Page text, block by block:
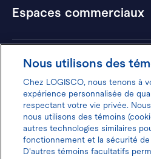
Espaces commerciaux
Hôtels
Donnez votre avis
Nous utilisons des
Chez LOGISCO, nous tenons à
expérience personnalisée de
respectant votre vie privée.
nous utilisons des témoins
autres technologies similaires
fonctionnement et la sécurité de
D'autres témoins facultatifs